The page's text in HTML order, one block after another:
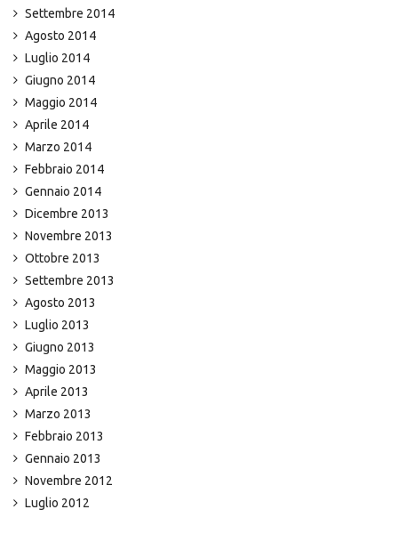
Settembre 2014
Agosto 2014
Luglio 2014
Giugno 2014
Maggio 2014
Aprile 2014
Marzo 2014
Febbraio 2014
Gennaio 2014
Dicembre 2013
Novembre 2013
Ottobre 2013
Settembre 2013
Agosto 2013
Luglio 2013
Giugno 2013
Maggio 2013
Aprile 2013
Marzo 2013
Febbraio 2013
Gennaio 2013
Novembre 2012
Luglio 2012